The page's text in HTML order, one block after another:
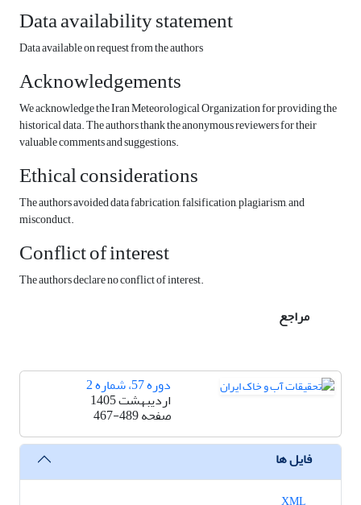
Data availability statement
Data available on request from the authors
Acknowledgements
We acknowledge the Iran Meteorological Organization for providing the
historical data. The authors thank the anonymous reviewers for their
valuable comments and suggestions.
Ethical considerations
The authors avoided data fabrication, falsification, plagiarism, and
misconduct.
Conflict of interest
The authors declare no conflict of interest.
مراجع
دوره 57، شماره 2
اردیبهشت 1405
صفحه467-489
فایل ها